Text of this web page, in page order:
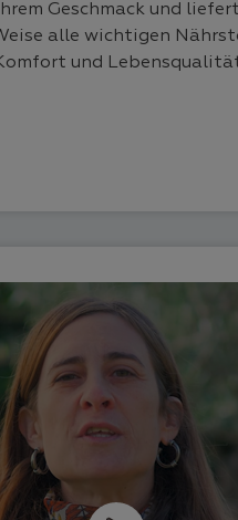
Geschmack und
alle wichtigen
und